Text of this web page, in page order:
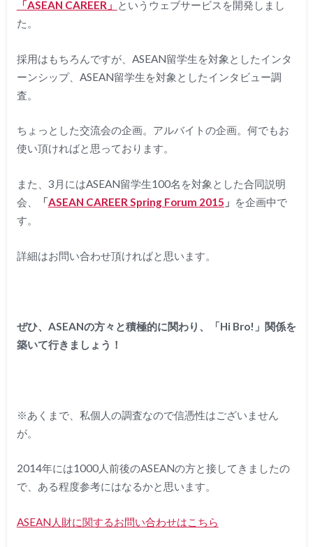
「ASEAN CAREER」 というウェブサービスを開発しまし
た。
採用はもちろんですが、ASEAN留学生を対象としたインタ
ーンシップ、ASEAN留学生を対象としたインタビュー調
査。
ちょっとした交流会の企画。アルバイトの企画。何でもお
使い頂ければと思っております。
また、3月にはASEAN留学生100名を対象とした合同説明
会、
「ASEAN CAREER Spring Forum 2015 」 を企画中で
す。
詳細はお問い合わせ頂ければと思います。
ぜひ、ASEANの方々と積極的に関わり、「Hi Bro!」関係を
築いて行きましょう！
※あくまで、私個人の調査なので信憑性はございません
が。
2014年には1000人前後のASEANの方と接してきましたの
で、ある程度参考にはなるかと思います。
ASEAN人財に関するお問い合わせはこちら